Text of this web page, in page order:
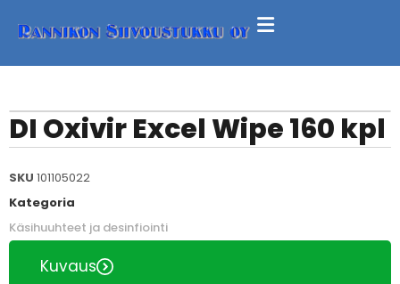
DI Oxivir Excel Wipe 160 kpl
SKU 101105022
Kategoria
Käsihuuhteet ja desinfiointi
Kuvaus